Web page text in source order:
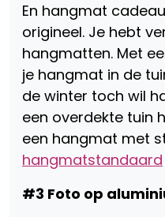
En hangmat
origineel. Je hebt
hangmatten. Met
je hangmat in de
de winter toch wil
een overdekte tuin
een hangmat met
hangmatstandaard
#3 Foto op